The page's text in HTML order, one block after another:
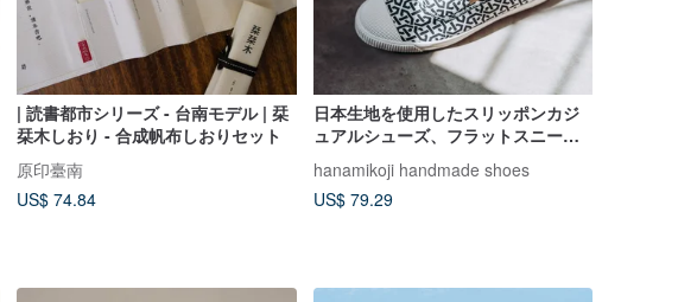
| 読書都市シリーズ - 台南モデル | 栞
栞木しおり - 合成帆布しおりセット
原印臺南
US$ 74.84
日本生地を使用したスリッポンカジ
ュアルシューズ、フラットスニーカ
ー。レザーインソール。
hanamikoji handmade shoes
US$ 79.29